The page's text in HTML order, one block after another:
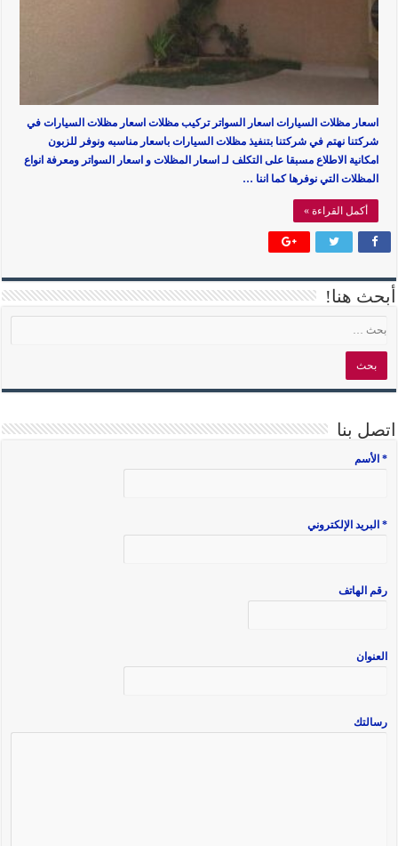
اسعار مظلات السيارات اسعار السواتر تركيب مظلات اسعار مظلات السيارات في
شركتنا نهتم في شركتنا بتنفيذ مظلات السيارات باسعار مناسبه ونوفر للزبون
امكانية الاطلاع مسبقا على التكلف لـ اسعار المظلات و اسعار السواتر ومعرفة انواع
المظلات التي نوفرها كما اننا …
أكمل القراءة »
أبحث هنا!
اتصل بنا
* الأسم
* البريد الإلكتروني
رقم الهاتف
العنوان
رسالتك